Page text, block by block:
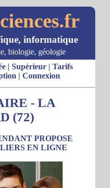
informatique
biologie, géologie
| Supérieur| Tarifs
| Connexion
- LA
(72)
PROPOSE
EN LIGNE